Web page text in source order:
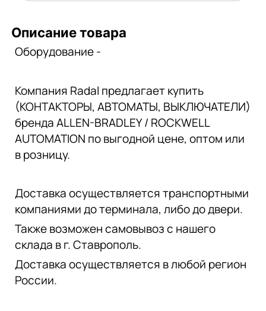
Описание товара
Оборудование -
Компания Radal предлагает купить
(КОНТАКТОРЫ, АВТОМАТЫ, ВЫКЛЮЧАТЕЛИ)
бренда ALLEN-BRADLEY / ROCKWELL
AUTOMATION по выгодной цене, оптом или
в розницу.
Доставка осуществляется транспортными
компаниями до терминала, либо до двери.
Также возможен самовывоз с нашего
склада в г. Ставрополь.
Доставка осуществляется в любой регион
России.